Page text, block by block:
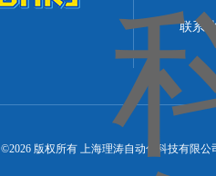
联系
©2026 版权所有 上海理涛自动化科技有限